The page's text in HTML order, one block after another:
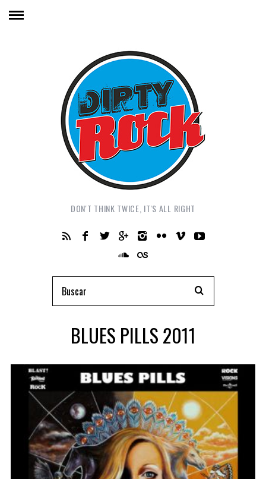
DON'T THINK TWICE, IT'S ALL RIGHT
BLUES PILLS 2011